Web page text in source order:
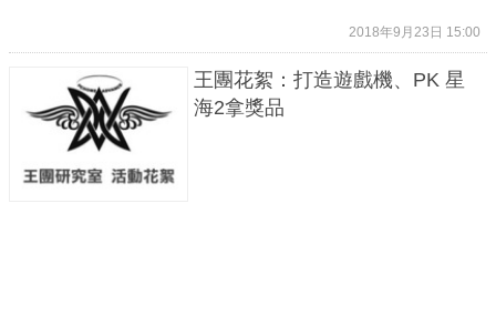
2018年9月23日 15:00
王團花絮：打造遊戲機、PK 星
海2拿獎品